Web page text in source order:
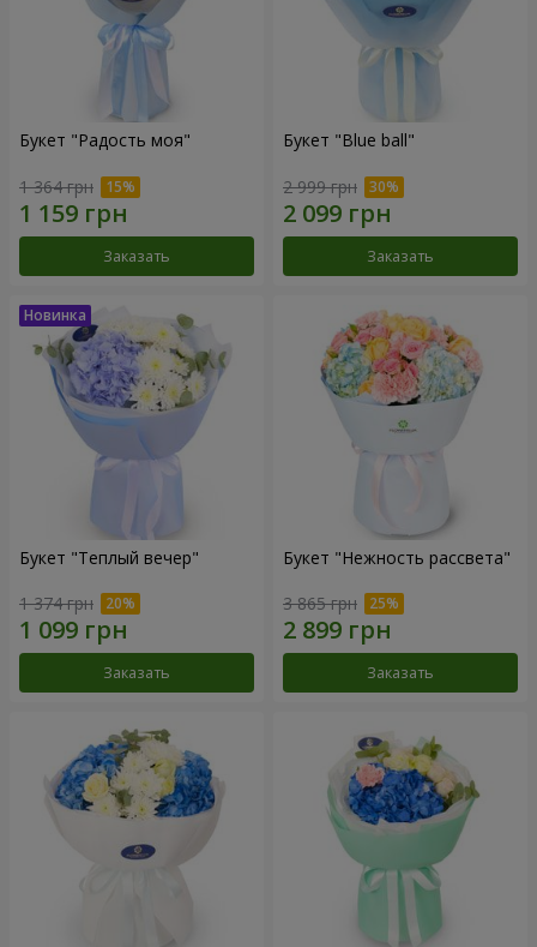
Букет "Радость моя"
1 364 грн
Заказать
Букет "Blue ball"
2 999 грн
Заказать
Букет "Теплый вечер"
1 374 грн
Заказать
Букет "Нежность рассвета"
3 865 грн
Заказать